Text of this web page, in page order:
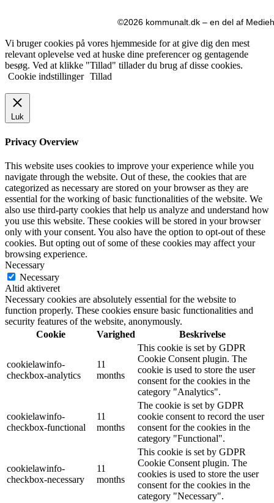
©2026 kommunalt.dk – en del af
Vi bruger cookies på vores hjemmeside for at give dig den mest
relevant oplevelse ved at huske dine preferencer og gentagende
besøg. Ved at klikke "Tillad" tillader du brug af disse cookies.
Cookie indstillinger Tillad
Luk
Privacy Overview
This website uses cookies to improve your experience while you
navigate through the website. Out of these, the cookies that are
categorized as necessary are stored on your browser as they are
essential for the working of basic functionalities of the website. We
also use third-party cookies that help us analyze and understand how
you use this website. These cookies will be stored in your browser
only with your consent. You also have the option to opt-out of these
cookies. But opting out of some of these cookies may affect your
browsing experience.
Necessary
Necessary
Altid aktiveret
Necessary cookies are absolutely essential for the website to
function properly. These cookies ensure basic functionalities and
security features of the website, anonymously.
Cookie
Varighed Beskrivelse
cookielawinfo-
checkbox-analytics
11
months
This cookie is set by GDPR
Cookie Consent plugin. The
cookie is used to store the user
consent for the cookies in the
category "Analytics".
cookielawinfo-
checkbox-functional
11
months
The cookie is set by GDPR
cookie consent to record the user
consent for the cookies in the
category "Functional".
cookielawinfo-
checkbox-necessary
11
months
This cookie is set by GDPR
Cookie Consent plugin. The
cookies is used to store the user
consent for the cookies in the
category "Necessary".